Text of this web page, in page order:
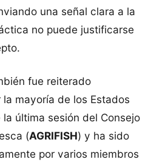
una señal clara a la
no puede justificarse
fue reiterado
mayoría de los Estados
última sesión del Consejo
(AGRIFISH) y ha sido
por varios miembros